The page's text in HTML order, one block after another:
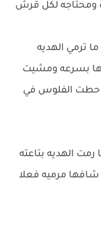
ومحتاجه لكل قرش
ترمي الهديه
بسرعه ومشيت
حطت الفلوس في
الهديه بتاعته
مرميه فعلا